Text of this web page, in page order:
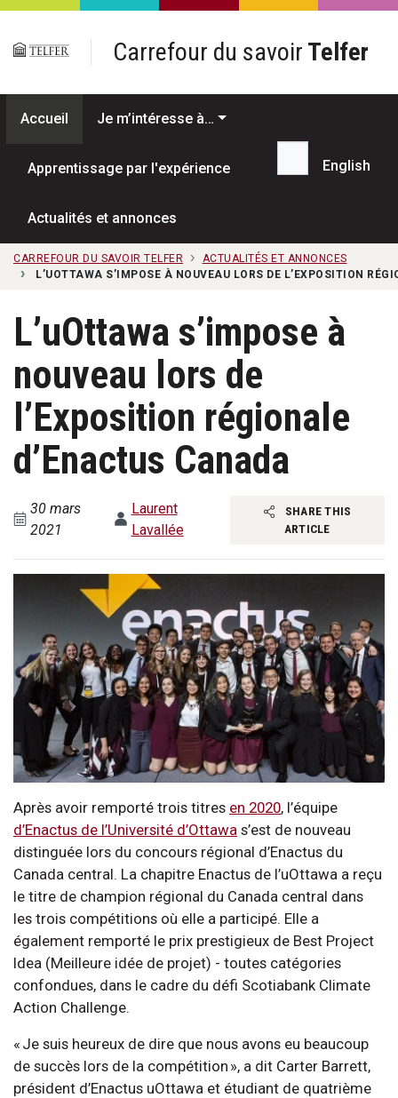
Passer au contenu principal
Carrefour du savoir Telfer
Accueil Je m’intéresse à…
Apprentissage par l'expérience
Actualités et annonces
Recherche...
English
CARREFOUR DU SAVOIR TELFER
ACTUALITÉS ET ANNONCES
L’UOTTAWA S’IMPOSE À NOUVEAU LORS DE L’EXPOSITION
L’uOttawa s’impose à
nouveau lors de
l’Exposition régionale
d’Enactus Canada
30 mars
2021
Laurent
Lavallée
SHARE THIS
ARTICLE
Après avoir remporté trois titres en 2020, l’équipe
d’Enactus de l’Université d’Ottawa s’est de nouveau
distinguée lors du concours régional d’Enactus du
Canada central. La chapitre Enactus de l’uOttawa a reçu
le titre de champion régional du Canada central dans
les trois compétitions où elle a participé. Elle a
également remporté le prix prestigieux de Best Project
Idea (Meilleure idée de projet) - toutes catégories
confondues, dans le cadre du défi Scotiabank Climate
Action Challenge.
« Je suis heureux de dire que nous avons eu beaucoup
de succès lors de la compétition », a dit Carter Barrett,
président d’Enactus uOttawa et étudiant de quatrième